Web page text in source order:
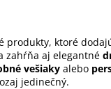
ktoré
zahŕňa aj elegantné
vešiaky alebo
jedinečný.